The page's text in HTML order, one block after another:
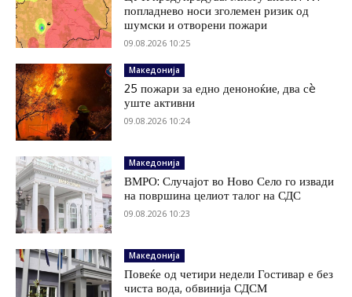
попладнево носи зголемен ризик од
шумски и отворени пожари
09.08.2026 10:25
Македонија
25 пожари за едно деноноќие, два сè
уште активни
09.08.2026 10:24
Македонија
ВМРО: Случајот во Ново Село го извади
на површина целиот талог на СДС
09.08.2026 10:23
Македонија
Повеќе од четири недели Гостивар е без
чиста вода, обвинија СДСМ